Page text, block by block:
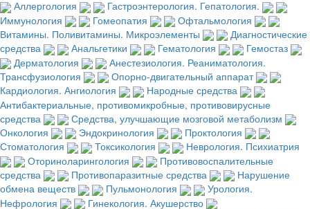
Аллергология
Гастроэнтерология. Гепатология.
Иммунология
Гомеопатия
Офтальмология
Витамины. Поливитамины. Микроэлементы
Диагностические
средства
Анальгетики Гематология
Гемостаз
Дерматология
Анестезиология. Реаниматология.
Трансфузиология
Опорно-двигательный аппарат
Кардиология. Ангиология
Народные средства
Антибактериальные, противомикробные, противовирусные
средства
Средства, улучшающие мозговой метаболизм
Онкология
Эндокринология
Проктология
Стоматология
Токсикология
Неврология. Психиатрия
Оториноларингология
Противовоспалительные
средства
Противопаразитные средства
Нарушение
обмена веществ
Пульмонология
Урология.
Нефрология
Гинекология. Акушерство